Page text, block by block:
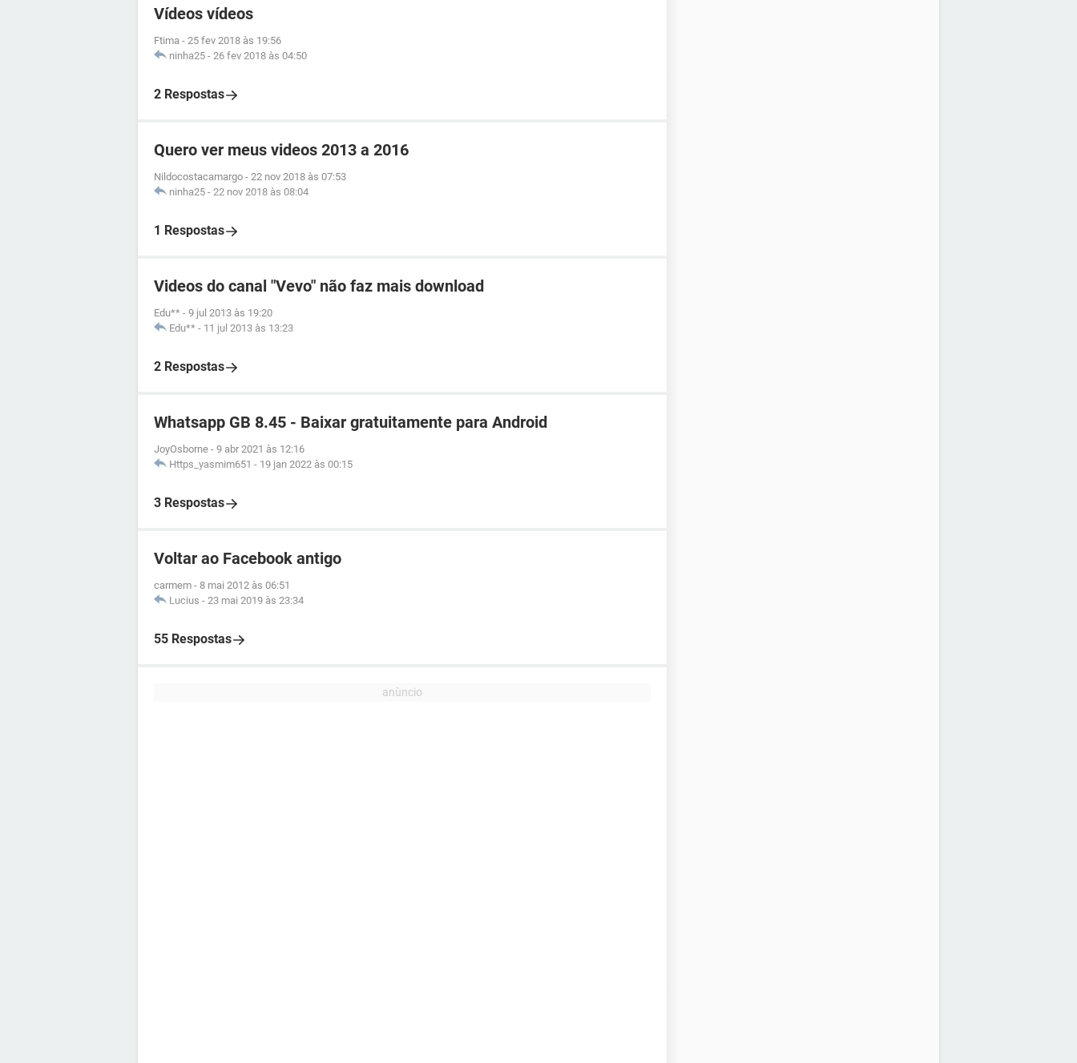
Vídeos vídeos
Ftima - 25 fev 2018 às 19:56
ninha25 - 26 fev 2018 às 04:50
2 Respostas
Quero ver meus videos 2013 a 2016
Nildocostacamargo - 22 nov 2018 às 07:53
ninha25 - 22 nov 2018 às 08:04
1 Respostas
Videos do canal "Vevo" não faz mais download
Edu** - 9 jul 2013 às 19:20
Edu** - 11 jul 2013 às 13:23
2 Respostas
Whatsapp GB 8.45 - Baixar gratuitamente para Android
JoyOsborne - 9 abr 2021 às 12:16
Https_yasmim651 - 19 jan 2022 às 00:15
3 Respostas
Voltar ao Facebook antigo
carmem - 8 mai 2012 às 06:51
Lucius - 23 mai 2019 às 23:34
55 Respostas